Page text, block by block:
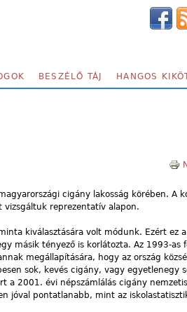
BESZÉLŐ TÁJ HANGOS
cigány lakosság körében. A
vizsgáltuk reprezentatív alapon.
kiválasztására volt módunk. Ezért ez
másik tényező is korlátozta. Az 1993-as
megállapítására, hogy az ország
sok, kevés cigány, vagy egyetlenegy
a 2001. évi népszámlálás cigány
jóval pontatlanabb, mint az